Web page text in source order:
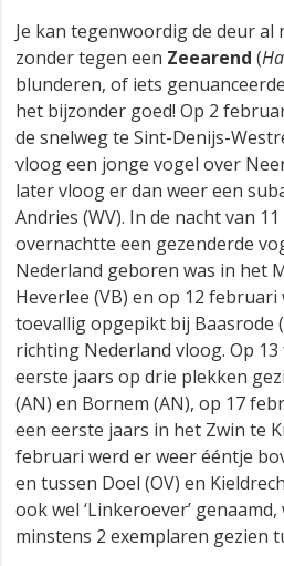
Je kan tegenwoordig de deur
zonder tegen een Zeearend (
blunderen, of iets
het bijzonder goed! Op 2
de snelweg te Sint-Denijs-
vloog een jonge vogel over
later vloog er dan weer een
Andries (WV). In de nacht van
overnachtte een gezenderde
Nederland geboren was in het
Heverlee (VB) en op 12 februari
toevallig opgepikt bij Baasrode
richting Nederland vloog. Op
eerste jaars op drie plekken
(AN) en Bornem (AN), op 17
een eerste jaars in het Zwin te
februari werd er weer ééntje
en tussen Doel (OV) en
ook wel ‘Linkeroever’
minstens 2 exemplaren gezien